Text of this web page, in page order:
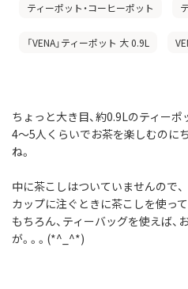
ティーポット・コーヒーポット
「VENA」ティーポット 大 0.9L
ちょっと大き目、約0.9Lのティーポ
4～5人くらいでお茶を楽しむのに
ね。
中に茶こしはついていませんので、
カップに注ぐときに茶こしを使っ
もちろん、ティーバッグを使えば
が。。。(*^_^*)